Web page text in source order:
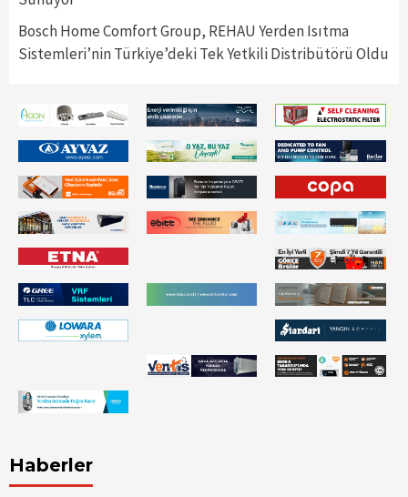
Bosch Home Comfort Group, REHAU Yerden Isıtma
Sistemleri’nin Türkiye’deki Tek Yetkili Distribütörü Oldu
Haberler